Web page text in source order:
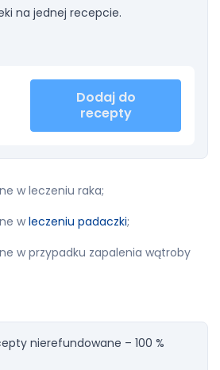
na jednej recepcie.
Dodaj do
recepty
w leczeniu raka;
w leczeniu padaczki;
w przypadku zapalenia wątroby
nierefundowane – 100 %